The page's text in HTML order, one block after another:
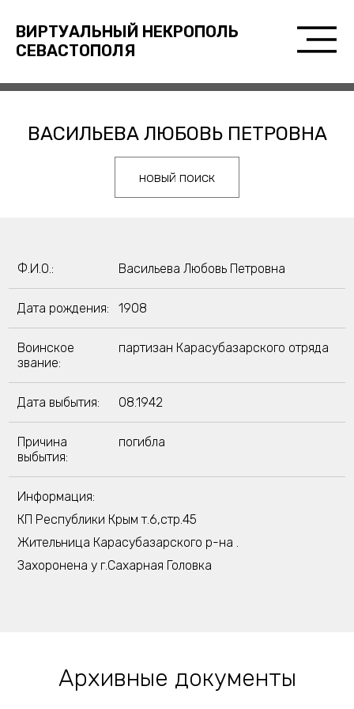
ВИРТУАЛЬНЫЙ НЕКРОПОЛЬ
СЕВАСТОПОЛЯ
ВАСИЛЬЕВА ЛЮБОВЬ ПЕТРОВНА
новый поиск
Ф.И.О.: Васильева Любовь Петровна
Дата рождения: 1908
Воинское
звание:
партизан Карасубазарского отряда
Дата выбытия: 08.1942
Причина
выбытия:
погибла
Информация:
КП Республики Крым т.6,стр.45
Жительница Карасубазарского р-на .
Захоронена у г.Сахарная Головка
Архивные документы